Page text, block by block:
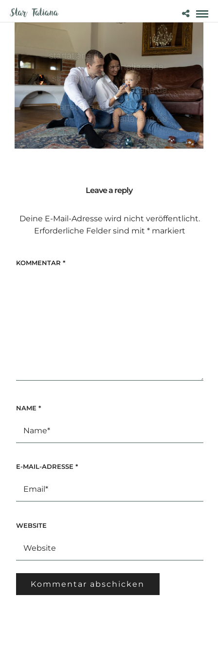
Leave a reply
Deine E-Mail-Adresse wird nicht veröffentlicht.
Erforderliche Felder sind mit *markiert
KOMMENTAR *
NAME *
E-MAIL-ADRESSE *
WEBSITE